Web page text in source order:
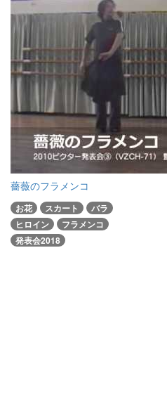
薔薇のフラメンコ
お花 スカート
バラ
ヒロイン
フラメンコ
発表会2018